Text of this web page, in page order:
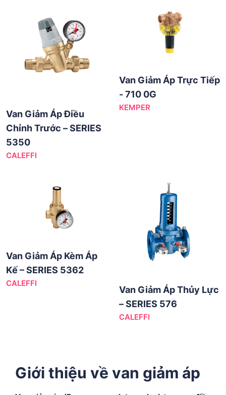
Van Giảm Áp Điều
Chỉnh Trước – SERIES
5350
CALEFFI
Van Giảm Áp Trực Tiếp
- 710 0G
KEMPER
Van Giảm Áp Kèm Áp
Kế – SERIES 5362
CALEFFI
Van Giảm Áp Thủy Lực
– SERIES 576
CALEFFI
Giới thiệu về van giảm áp